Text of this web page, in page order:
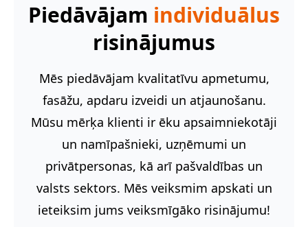
Piedāvājam individuālus
risinājumus
Mēs piedāvājam kvalitatīvu apmetumu,
fasāžu, apdaru izveidi un atjaunošanu.
Mūsu mērķa klienti ir ēku apsaimniekotāji
un namīpašnieki, uzņēmumi un
privātpersonas, kā arī pašvaldības un
valsts sektors. Mēs veiksmim apskati un
ieteiksim jums veiksmīgāko risinājumu!